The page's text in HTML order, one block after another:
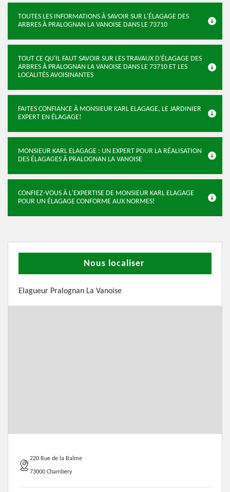
TOUTES LES INFORMATIONS À SAVOIR SUR L'ÉLAGAGE DES
ARBRES À PRALOGNAN LA VANOISE DANS LE 73710
TOUT CE QU'IL FAUT SAVOIR SUR LES TRAVAUX D'ÉLAGAGE DES
ARBRES À PRALOGNAN LA VANOISE DANS LE 73710 ET LES
LOCALITÉS AVOISINANTES
FAITES CONFIANCE À MONSIEUR KARL ELAGAGE, LE JARDINIER
EXPERT EN ÉLAGAGE!
MONSIEUR KARL ELAGAGE : UN EXPERT POUR LA RÉALISATION
DES ÉLAGAGES À PRALOGNAN LA VANOISE
CONFIEZ-VOUS À L'EXPERTISE DE MONSIEUR KARL ELAGAGE
POUR UN ÉLAGAGE CONFORME AUX NORMES!
Nous localiser
Elagueur Pralognan La Vanoise
220 Rue de la Balme
73000 Chambery